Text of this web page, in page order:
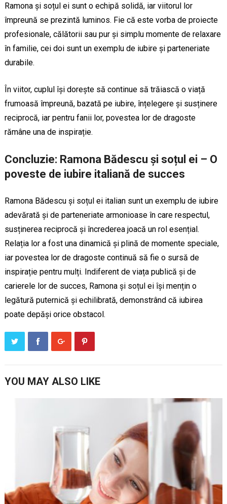
Ramona și soțul ei sunt o echipă solidă, iar viitorul lor
împreună se prezintă luminos. Fie că este vorba de proiecte
profesionale, călătorii sau pur și simplu momente de relaxare
în familie, cei doi sunt un exemplu de iubire și parteneriate
durabile.
În viitor, cuplul își dorește să continue să trăiască o viață
frumoasă împreună, bazată pe iubire, înțelegere și susținere
reciprocă, iar pentru fanii lor, povestea lor de dragoste
rămâne una de inspirație.
Concluzie: Ramona Bădescu și soțul ei – O
poveste de iubire italiană de succes
Ramona Bădescu și soțul ei italian sunt un exemplu de iubire
adevărată și de parteneriate armonioase în care respectul,
susținerea reciprocă și încrederea joacă un rol esențial.
Relația lor a fost una dinamică și plină de momente speciale,
iar povestea lor de dragoste continuă să fie o sursă de
inspirație pentru mulți. Indiferent de viața publică și de
carierele lor de succes, Ramona și soțul ei își mențin o
legătură puternică și echilibrată, demonstrând că iubirea
poate depăși orice obstacol.
YOU MAY ALSO LIKE